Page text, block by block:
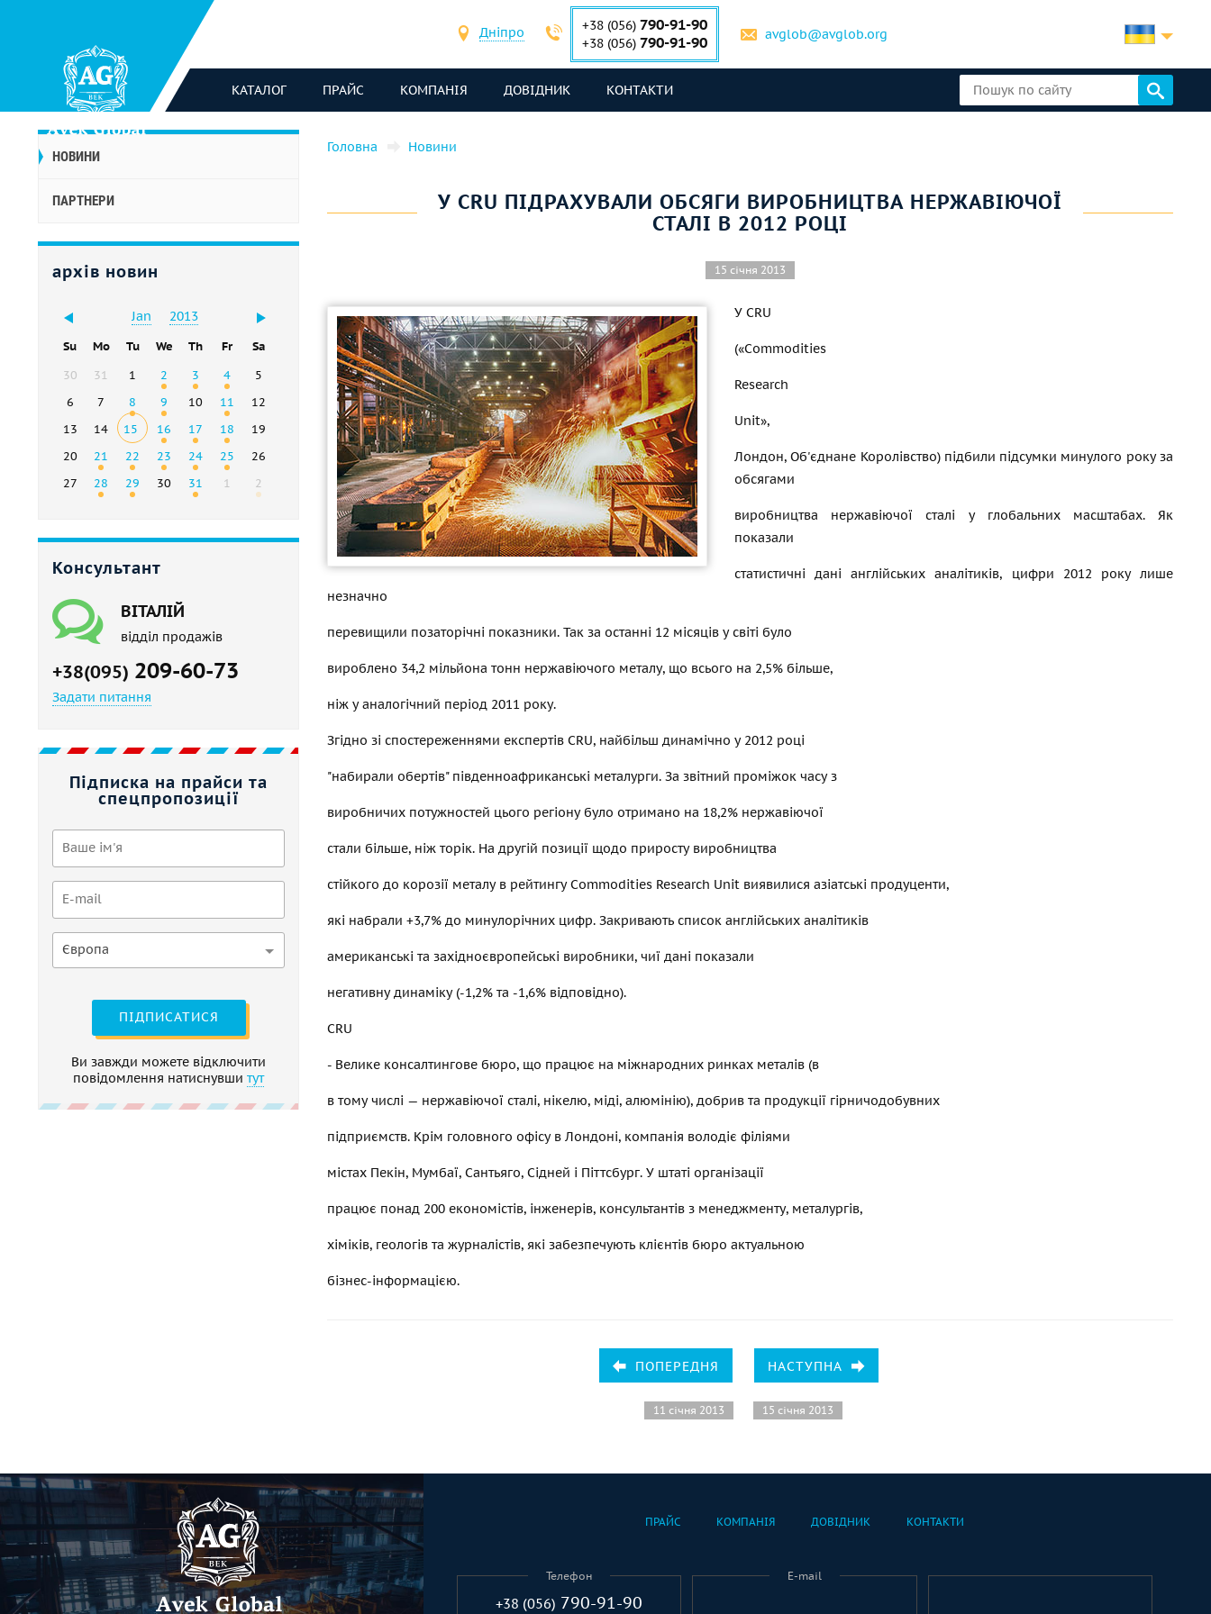
Дніпро +38 (056) 790-91-90
+38 (056) 790-91-90 avglob@avglob.org
КАТАЛОГ ПРАЙС КОМПАНІЯ ДОВІДНИК КОНТАКТИ
НОВИНИ
ПАРТНЕРИ
архів новин
Jan 2013
Su Mo Tu We Th Fr
Sa
30
31 1 2 3 4
5
6
7 8 9 10 11
12
13
14 15 16 17 18
19
20
21 22 23 24 25
26
27
28 29 30 31 1 2
Консультант
ВІТАЛІЙ
відділ продажів
+38(095) 209-60-73
Задати питання
Підписка на прайси та
спецпропозиції
Європа
ПІДПИСАТИСЯ
Ви завжди можете відключити
повідомлення натиснувши тут
Головна Новини
У CRU ПІДРАХУВАЛИ ОБСЯГИ ВИРОБНИЦТВА НЕРЖАВІЮЧОЇ
СТАЛІ В 2012 РОЦІ
15 січня 2013
У CRU
(«Commodities
Research
Unit»,
Лондон, Об'єднане Королівство) підбили підсумки минулого року за
обсягами
виробництва нержавіючої сталі у глобальних масштабах. Як
показали
статистичні дані англійських аналітиків, цифри 2012 року лише
незначно
перевищили позаторічні показники. Так за останні 12 місяців у світі було
вироблено 34,2 мільйона тонн нержавіючого металу, що всього на 2,5% більше,
ніж у аналогічний період 2011 року.
Згідно зі спостереженнями експертів CRU, найбільш динамічно у 2012 році
"набирали обертів" південноафриканські металурги. За звітний проміжок часу з
виробничих потужностей цього регіону було отримано на 18,2% нержавіючої
стали більше, ніж торік. На другій позиції щодо приросту виробництва
стійкого до корозії металу в рейтингу Commodities Research Unit виявилися азіатські продуценти,
які набрали +3,7% до минулорічних цифр. Закривають список англійських аналітиків
американські та західноєвропейські виробники, чиї дані показали
негативну динаміку (-1,2% та -1,6% відповідно).
CRU
- Велике консалтингове бюро, що працює на міжнародних ринках металів (в
в тому числі — нержавіючої сталі, нікелю, міді, алюмінію), добрив та продукції гірничодобувних
підприємств. Крім головного офісу в Лондоні, компанія володіє філіями
містах Пекін, Мумбаї, Сантьяго, Сідней і Піттсбург. У штаті організації
працює понад 200 економістів, інженерів, консультантів з менеджменту, металургів,
хіміків, геологів та журналістів, які забезпечують клієнтів бюро актуальною
бізнес-інформацією.
ПОПЕРЕДНЯ
11 січня 2013
НАСТУПНА
15 січня 2013
ПРАЙС КОМПАНІЯ ДОВІДНИК КОНТАКТИ
Телефон
+38 (056) 790-91-90
E-mail